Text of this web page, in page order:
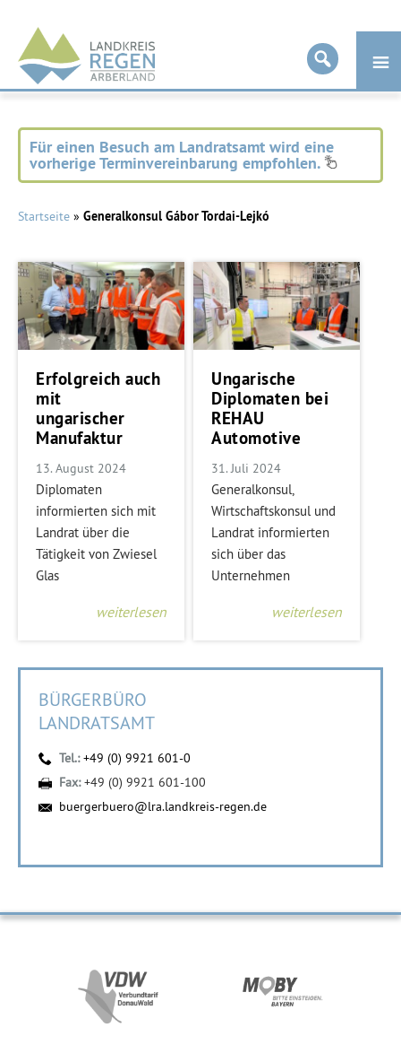
Landkreis
Regen
Für einen Besuch am Landratsamt wird eine
vorherige Terminvereinbarung empfohlen.
Startseite » Generalkonsul Gábor Tordai-Lejkó
Erfolgreich auch
mit
ungarischer
Manufaktur
13. August 2024
Diplomaten
informierten sich mit
Landrat über die
Tätigkeit von Zwiesel
Glas
weiterlesen
Ungarische
Diplomaten bei
REHAU
Automotive
31. Juli 2024
Generalkonsul,
Wirtschaftskonsul und
Landrat informierten
sich über das
Unternehmen
weiterlesen
BÜRGERBÜRO
LANDRATSAMT
Tel.:+49 (0) 9921 601-0
Fax:+49 (0) 9921 601-100
buergerbuero@lra.landkreis-regen.de